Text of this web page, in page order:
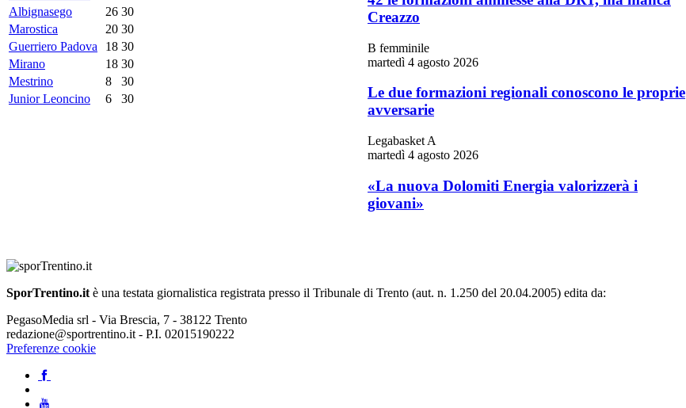
Albignasego
26 30
Marostica
20 30
Guerriero Padova
18 30
Mirano
18 30
Mestrino
8
30
Junior Leoncino
6 30
Creazzo
B femminile
martedì 4 agosto 2026
Le due formazioni regionali conoscono le proprie
avversarie
Legabasket A
martedì 4 agosto 2026
«La nuova Dolomiti Energia valorizzerà i
giovani»
SporTrentino.it è una testata giornalistica registrata presso il Tribunale di Trento (aut. n. 1.250 del 20.04.2005) edita da:
PegasoMedia srl - Via Brescia, 7 - 38122 Trento
redazione@sportrentino.it - P.I. 02015190222
Preferenze cookie